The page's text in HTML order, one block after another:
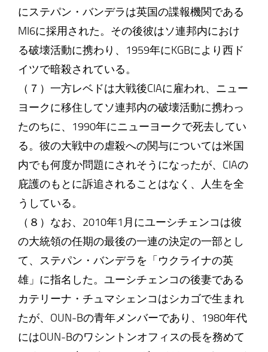
にステパン・バンデラは英国の諜報機関である
MI6に採用された。その後彼はソ連邦内におけ
る破壊活動に携わり、1959年にKGBにより西ド
イツで暗殺されている。
（７）一方レベドは大戦後CIAに雇われ、ニュー
ヨークに移住してソ連邦内の破壊活動に携わっ
たのちに、1990年にニューヨークで死去してい
る。彼の大戦中の虐殺への関与については米国
内でも何度か問題にされそうになったが、CIAの
庇護のもとに訴追されることはなく、人生を全
うしている。
（８）なお、2010年1月にユーシチェンコは彼
の大統領の任期の最後の一連の決定の一部とし
て、ステパン・バンデラを「ウクライナの英
雄」に指名した。ユーシチェンコの後妻である
カテリーナ・チュマシェンコはシカゴで生まれ
たが、OUN-Bの青年メンバーであり、1980年代
にはOUN-Bのワシントンオフィスの長を務めて